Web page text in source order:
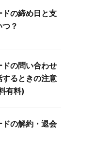
ドの締め日と支
？
ドの問い合わせ
するときの注意
有料)
ドの解約・退会